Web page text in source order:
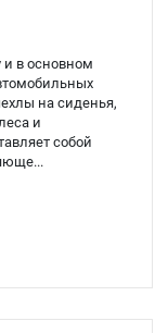
и в основном
на сиденья,
и
собой